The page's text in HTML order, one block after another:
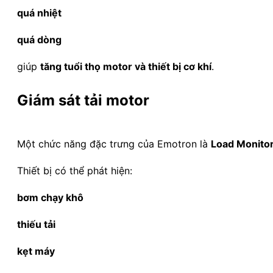
quá nhiệt
quá dòng
giúp tăng tuổi thọ motor và thiết bị cơ khí.
Giám sát tải motor
Một chức năng đặc trưng của Emotron là Load
Thiết bị có thể phát hiện:
bơm chạy khô
thiếu tải
kẹt máy